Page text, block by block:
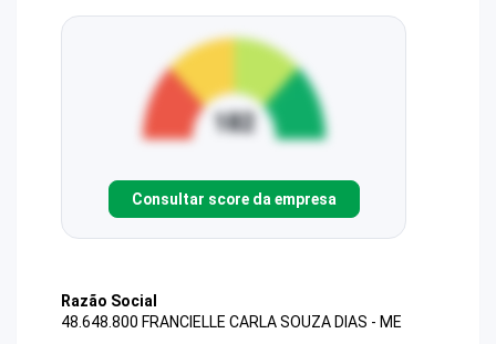
Consultar score da empresa
Razão Social
48.648.800 FRANCIELLE CARLA SOUZA DIAS - ME